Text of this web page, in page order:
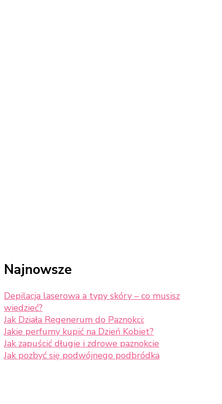
Najnowsze
Depilacja laserowa a typy skóry – co musisz
wiedzieć?
Jak Działa Regenerum do Paznokci:
Jakie perfumy kupić na Dzień Kobiet?
Jak zapuścić długie i zdrowe paznokcie
Jak pozbyć się podwójnego podbródka